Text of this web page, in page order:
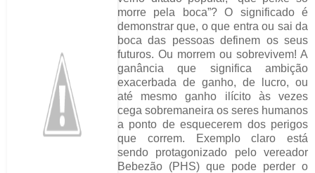
morre pela boca”? O significado é
demonstrar que, o que entra ou sai da
boca das pessoas definem os seus
futuros. Ou morrem ou sobrevivem! A
ganância que significa ambição
exacerbada de ganho, de lucro, ou
até mesmo ganho ilícito às vezes
cega sobremaneira os seres humanos
a ponto de esquecerem dos perigos
que correm. Exemplo claro está
sendo protagonizado pelo vereador
Bebezão (PHS) que pode perder o